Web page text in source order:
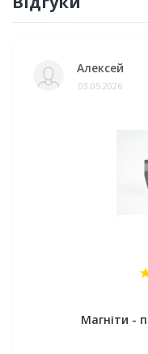
Алексей
03.05.2026
Магніти -